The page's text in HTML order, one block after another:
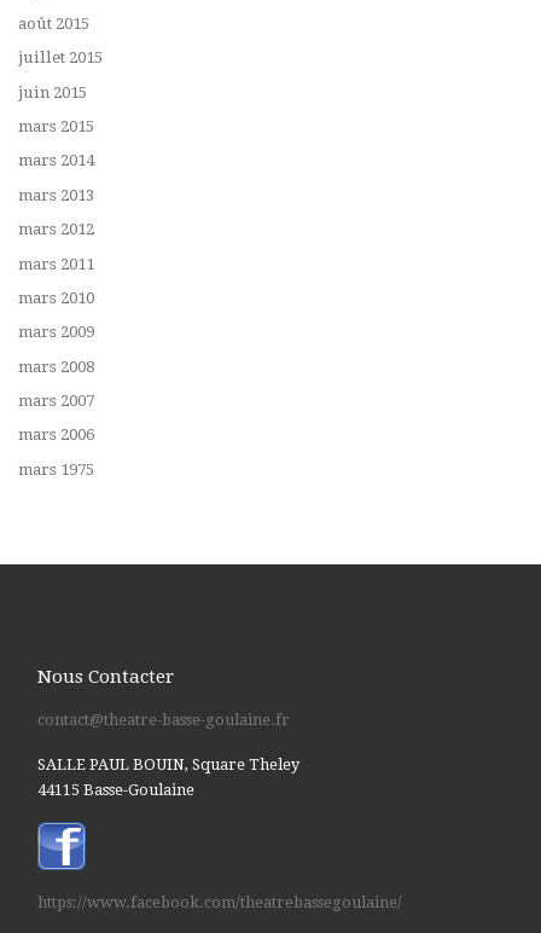
août 2015
juillet 2015
juin 2015
mars 2015
mars 2014
mars 2013
mars 2012
mars 2011
mars 2010
mars 2009
mars 2008
mars 2007
mars 2006
mars 1975
Nous Contacter
contact@theatre-basse-goulaine.fr
SALLE PAUL BOUIN, Square Theley
44115 Basse-Goulaine
https://www.facebook.com/theatrebassegoulaine/